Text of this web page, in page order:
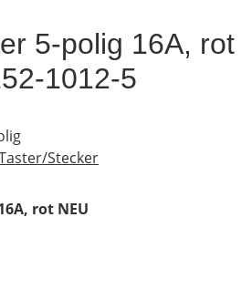
5-polig 16A, rot
1012-5
Stecker
rot NEU